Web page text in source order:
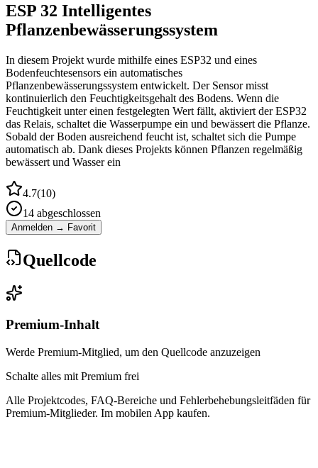
ESP 32 Intelligentes
Pflanzenbewässerungssystem
In diesem Projekt wurde mithilfe eines ESP32 und eines
Bodenfeuchtesensors ein automatisches
Pflanzenbewässerungssystem entwickelt. Der Sensor misst
kontinuierlich den Feuchtigkeitsgehalt des Bodens. Wenn die
Feuchtigkeit unter einen festgelegten Wert fällt, aktiviert der ESP32
das Relais, schaltet die Wasserpumpe ein und bewässert die Pflanze.
Sobald der Boden ausreichend feucht ist, schaltet sich die Pumpe
automatisch ab. Dank dieses Projekts können Pflanzen regelmäßig
bewässert und Wasser ein
4.7(10)
14 abgeschlossen
Anmelden → Favorit
Quellcode
Premium-Inhalt
Werde Premium-Mitglied, um den Quellcode anzuzeigen
Schalte alles mit Premium frei
Alle Projektcodes, FAQ-Bereiche und Fehlerbehebungsleitfäden für
Premium-Mitglieder. Im mobilen App kaufen.